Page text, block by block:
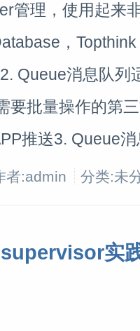
管理，使用起来
，
Queue消息队列
要批量操作的第
推送3. Queue
者:admin 分类:未
实